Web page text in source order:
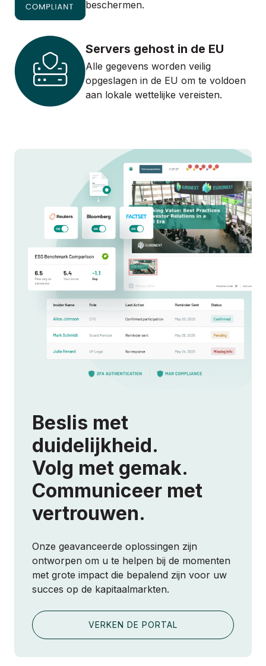
beschermen.
Servers gehost in de EU
Alle gegevens worden veilig
opgeslagen in de EU om te voldoen
aan lokale wettelijke vereisten.
Beslis met
duidelijkheid.
Volg met gemak.
Communiceer met
vertrouwen.
Onze geavanceerde oplossingen zijn
ontworpen om u te helpen bij de momenten
met grote impact die bepalend zijn voor uw
succes op de kapitaalmarkten.
VERKEN DE PORTAL